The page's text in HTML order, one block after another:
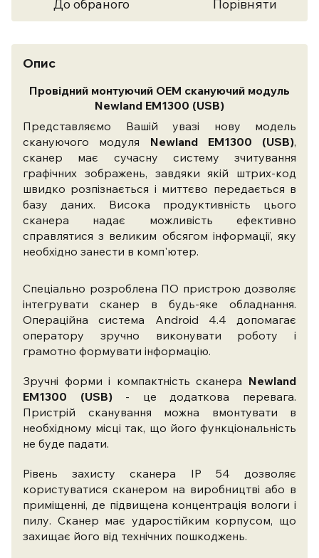
До обраного Порівняти
Опис
Провідний монтуючий OEM скануючий модуль
Newland EM1300 (USB)
Представляємо Вашій увазі нову модель
скануючого модуля Newland EM1300 (USB),
сканер має сучасну систему зчитування
графічних зображень, завдяки якій штрих-код
швидко розпізнається і миттєво передається в
базу даних. Висока продуктивність цього
сканера надає можливість ефективно
справлятися з великим обсягом інформації, яку
необхідно занести в комп'ютер.
Спеціально розроблена ПО пристрою дозволяє
інтегрувати сканер в будь-яке обладнання.
Операційна система Android 4.4 допомагає
оператору зручно виконувати роботу і
грамотно формувати інформацію.
Зручні форми і компактність сканера Newland
EM1300 (USB) - це додаткова перевага.
Пристрій сканування можна вмонтувати в
необхідному місці так, що його функціональність
не буде падати.
Рівень захисту сканера IP 54 дозволяє
користуватися сканером на виробництві або в
приміщенні, де підвищена концентрація вологи і
пилу. Сканер має ударостійким корпусом, що
захищає його від технічних пошкоджень.